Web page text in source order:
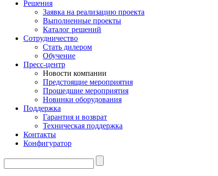
Решения
Заявка на реализацию проекта
Выполненные проекты
Каталог решений
Сотрудничество
Стать дилером
Обучение
Пресс-центр
Новости компании
Предстоящие мероприятия
Прошедшие мероприятия
Новинки оборудования
Поддержка
Гарантия и возврат
Техническая поддержка
Контакты
Конфигуратор